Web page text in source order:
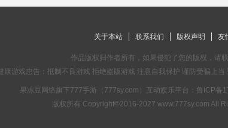
关于本站 联系我们 版权声明 友
作品版权归作者所有，如果侵犯了您的版权，请
康游戏忠告：抵制不良游戏 拒绝盗版游戏 注意自我保护 谨防受骗上
果冻豆网络旗下777手游（777sy.com）互动娱乐平台： 鲁ICP备
版权所有 Copyright©2016-2027 www.777sy.com All